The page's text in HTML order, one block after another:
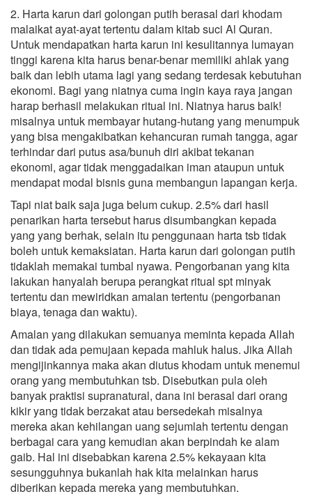
2. Harta karun dari golongan putih berasal dari khodam
malaikat ayat-ayat tertentu dalam kitab suci Al Quran.
Untuk mendapatkan harta karun ini kesulitannya lumayan
tinggi karena kita harus benar-benar memiliki ahlak yang
baik dan lebih utama lagi yang sedang terdesak kebutuhan
ekonomi. Bagi yang niatnya cuma ingin kaya raya jangan
harap berhasil melakukan ritual ini. Niatnya harus baik!
misalnya untuk membayar hutang-hutang yang menumpuk
yang bisa mengakibatkan kehancuran rumah tangga, agar
terhindar dari putus asa/bunuh diri akibat tekanan
ekonomi, agar tidak menggadaikan iman ataupun untuk
mendapat modal bisnis guna membangun lapangan kerja.
Tapi niat baik saja juga belum cukup. 2.5% dari hasil
penarikan harta tersebut harus disumbangkan kepada
yang yang berhak, selain itu penggunaan harta tsb tidak
boleh untuk kemaksiatan. Harta karun dari golongan putih
tidaklah memakai tumbal nyawa. Pengorbanan yang kita
lakukan hanyalah berupa perangkat ritual spt minyak
tertentu dan mewiridkan amalan tertentu (pengorbanan
biaya, tenaga dan waktu).
Amalan yang dilakukan semuanya meminta kepada Allah
dan tidak ada pemujaan kepada mahluk halus. Jika Allah
mengijinkannya maka akan diutus khodam untuk menemui
orang yang membutuhkan tsb. Disebutkan pula oleh
banyak praktisi supranatural, dana ini berasal dari orang
kikir yang tidak berzakat atau bersedekah misalnya
mereka akan kehilangan uang sejumlah tertentu dengan
berbagai cara yang kemudian akan berpindah ke alam
gaib. Hal ini disebabkan karena 2.5% kekayaan kita
sesungguhnya bukanlah hak kita melainkan harus
diberikan kepada mereka yang membutuhkan.